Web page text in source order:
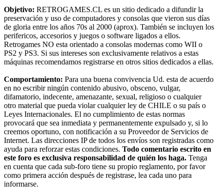
Objetivo: RETROGAMES.CL es un sitio dedicado a difundir la
preservación y uso de computadores y consolas que vieron sus días
de gloria entre los años 70s al 2000 (aprox). También se incluyen los
perifericos, accesorios y juegos o software ligados a ellos.
Retrogames NO esta orientado a consolas modernas como WII o
PS2 y PS3. Si sus intereses son exclusivamente relativos a estas
máquinas recomendamos registrarse en otros sitios dedicados a ellas.
Comportamiento: Para una buena convivencia Ud. esta de acuerdo
en no escribir ningún contenido abusivo, obsceno, vulgar,
difamatorio, indecente, amenazante, sexual, religioso o cualquier
otro material que pueda violar cualquier ley de CHILE o su país o
Leyes Internacionales. El no cumplimiento de estas normas
provocará que sea inmediata y permanentemente expulsado y, si lo
creemos oportuno, con notificación a su Proveedor de Servicios de
Internet. Las direcciones IP de todos los envíos son registradas como
ayuda para reforzar estas condiciones. Todo comentario escrito en
este foro es exclusiva responsabilidad de quién los haga. Tenga
en cuenta que cada sub-foro tiene su propio reglamento, por favor
como primera acción después de registrase, lea cada uno para
informarse.